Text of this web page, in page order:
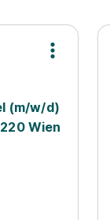
(m/w/d)
Wien